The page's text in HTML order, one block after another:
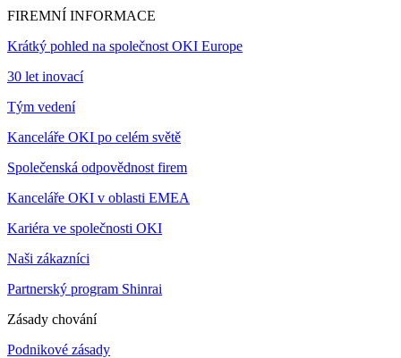
FIREMNÍ INFORMACE
Krátký pohled na společnost OKI Europe
30 let inovací
Tým vedení
Kanceláře OKI po celém světě
Společenská odpovědnost firem
Kanceláře OKI v oblasti EMEA
Kariéra ve společnosti OKI
Naši zákazníci
Partnerský program Shinrai
Zásady chování
Podnikové zásady